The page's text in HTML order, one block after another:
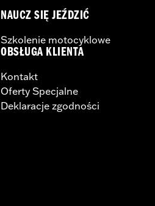
NAUCZ SIĘ JEŹDZIĆ
Szkolenie motocyklowe
OBSŁUGA KLIENTA
Kontakt
Oferty Specjalne
Deklaracje zgodności